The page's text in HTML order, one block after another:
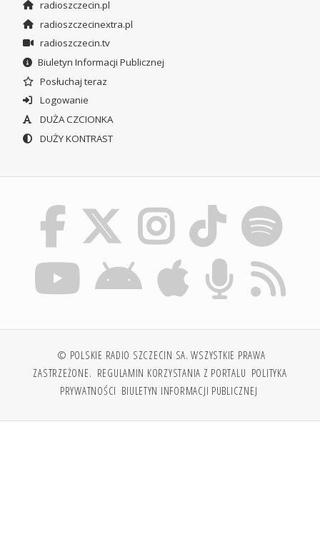
radioszczecin.pl
radioszczecinextra.pl
radioszczecin.tv
Biuletyn Informacji Publicznej
Posłuchaj teraz
Logowanie
DUŻA CZCIONKA
DUŻY KONTRAST
© POLSKIE RADIO SZCZECIN SA. WSZYSTKIE PRAWA
ZASTRZEŻONE. REGULAMIN KORZYSTANIA Z PORTALU POLITYKA
PRYWATNOŚCI BIULETYN INFORMACJI PUBLICZNEJ